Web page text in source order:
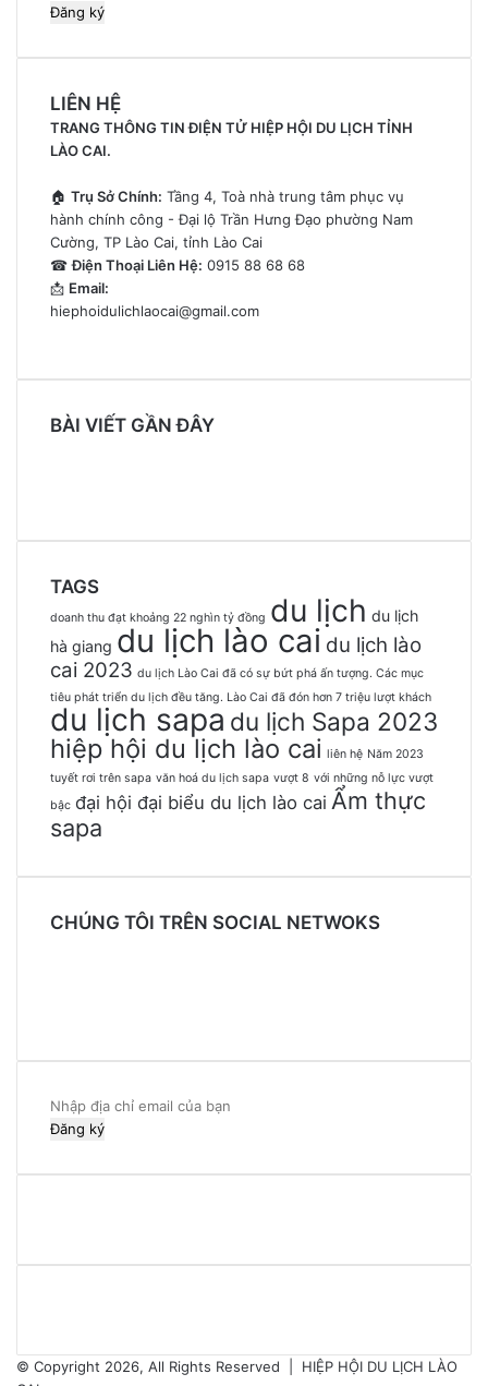
địa
email
bạn
LIÊN HỆ
TRANG THÔNG TIN ĐIỆN TỬ HIỆP HỘI DU LỊCH TỈNH
LÀO CAI.
🏠 Trụ Sở Chính: Tầng 4, Toà nhà trung tâm phục vụ
hành chính công - Đại lộ Trần Hưng Đạo phường Nam
Cường, TP Lào Cai, tỉnh Lào Cai
☎Điện Thoại Liên Hệ: 0915 88 68 68
📩 Email:
hiephoidulichlaocai@gmail.com
BÀI VIẾT GẦN ĐÂY
TAGS
doanh thu đạt khoảng 22 nghìn tỷ đồng du lịch du lịch
hà giang du lịch lào cai du lịch lào
cai 2023 du lịch Lào Cai đã có sự bứt phá ấn tượng. Các mục
tiêu phát triển du lịch đều tăng. Lào Cai đã đón hơn 7 triệu lượt khách
du lịch sapa du lịch Sapa 2023
hiệp hội du lịch lào cai liên hệ Năm 2023
tuyết rơi trên sapa văn hoá du lịch sapa vượt 8 với những nỗ lực vượt
bậc đại hội đại biểu du lịch lào cai Ẩm thực
sapa
CHÚNG TÔI TRÊN SOCIAL NETWOKS
Nhập
địa
email
© Copyright 2026, All Rights Reserved | HIỆP HỘI DU LỊCH LÀO